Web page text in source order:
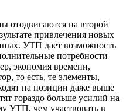
на второй
привлечения новых
УТП дает возможность
потребности
экономия времени,
то есть, те элементы,
на позиции даже выше
гораздо больше усилий на
УТП, чем участвовать в